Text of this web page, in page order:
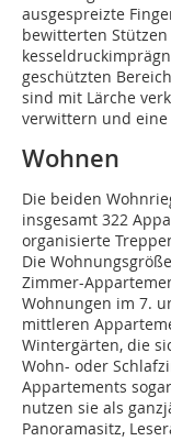
ausgespreizte
bewitterten
geschützten
sind mit Lärche
verwittern und eine
Wohnen
Die beiden
insgesamt 322
organisierte
Die
Zimmer-
Wohnungen im 7.
mittleren
Wintergärten, die
Wohn- oder
Appartements
nutzen sie als
Panoramasitz,